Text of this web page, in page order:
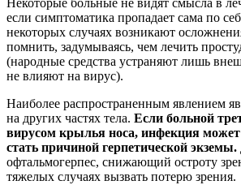
Некоторые больные не видят смысла в
если симптоматика пропадает сама по
некоторых случаях возникают
помнить, задумываясь, чем лечить
(народные средства устраняют лишь
не влияют на вирус).
Наиболее распространенным явлением
на других частях тела. Если больной
вирусом крылья носа, инфекция может
стать причиной герпетической экземы.
офтальмогерпес, снижающий остроту
тяжелых случаях вызвать потерю зрения.